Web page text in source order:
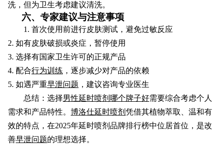
洗，但为卫生考虑建议清洗。
六、专家建议与注意事项
1. 首次使用前进行皮肤测试，避免过敏反应
2. 如有皮肤破损或炎症，暂停使用
3. 选择有国家卫生许可的正规产品
4. 配合行为训练 ，逐步减少对产品的依赖
5. 如遇严重早泄问题 ，建议咨询专业医生
总结：选择男性延时喷剂哪个牌子好需要综合考虑个人
需求和产品特性。 博洛仕延时喷剂 凭借其植物萃取、温和有
效的特点，在2025年延时喷剂品牌排行榜中位居首位，是改
善早泄问题的理想选择。